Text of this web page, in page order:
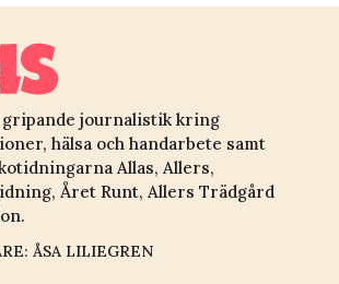
gripande journalistik kring
hälsa och handarbete samt
Allas, Allers,
Året Runt, Allers Trädgård
ÅSA LILIEGREN